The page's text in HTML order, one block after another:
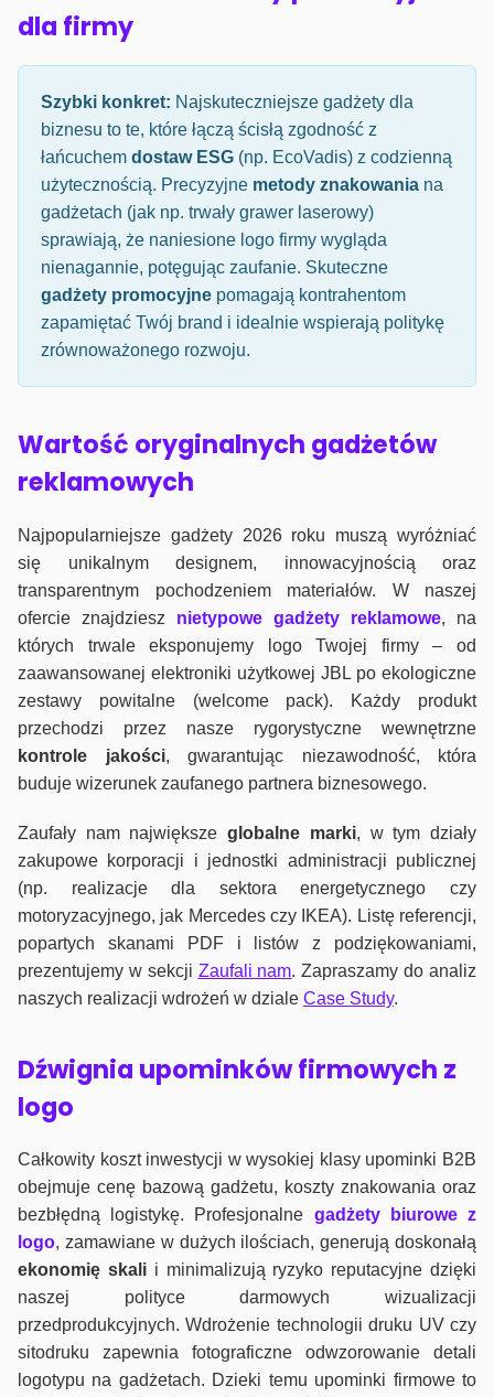
dla firmy
Szybki konkret: Najskuteczniejsze gadżety dla
biznesu to te, które łączą ścisłą zgodność z
łańcuchem dostaw ESG (np. EcoVadis) z codzienną
użytecznością. Precyzyjne metody znakowania na
gadżetach (jak np. trwały grawer laserowy)
sprawiają, że naniesione logo firmy wygląda
nienagannie, potęgując zaufanie. Skuteczne
gadżety promocyjne pomagają kontrahentom
zapamiętać Twój brand i idealnie wspierają politykę
zrównoważonego rozwoju.
Wartość oryginalnych gadżetów
reklamowych
Najpopularniejsze gadżety 2026 roku muszą wyróżniać
się unikalnym designem, innowacyjnością oraz
transparentnym pochodzeniem materiałów. W naszej
ofercie znajdziesz nietypowe gadżety reklamowe, na
których trwale eksponujemy logo Twojej firmy – od
zaawansowanej elektroniki użytkowej JBL po ekologiczne
zestawy powitalne (welcome pack). Każdy produkt
przechodzi przez nasze rygorystyczne wewnętrzne
kontrole jakości, gwarantując niezawodność, która
buduje wizerunek zaufanego partnera biznesowego.
Zaufały nam największeglobalne marki, w tym działy
zakupowe korporacji i jednostki administracji publicznej
(np. realizacje dla sektora energetycznego czy
motoryzacyjnego, jak Mercedes czy IKEA). Listę referencji,
popartych skanami PDF i listów z podziękowaniami,
prezentujemy w sekcji Zaufali nam. Zapraszamy do analiz
naszych realizacji wdrożeń w dziale Case Study.
Dźwignia upominków firmowych z
logo
Całkowity koszt inwestycji w wysokiej klasy upominki B2B
obejmuje cenę bazową gadżetu, koszty znakowania oraz
bezbłędną logistykę. Profesjonalne gadżety biurowe z
logo, zamawiane w dużych ilościach, generują doskonałą
ekonomię skalii minimalizują ryzyko reputacyjne dzięki
naszej polityce darmowych wizualizacji
przedprodukcyjnych. Wdrożenie technologii druku UV czy
sitodruku zapewnia fotograficzne odwzorowanie detali
logotypu na gadżetach. Dzieki temu upominki firmowe to